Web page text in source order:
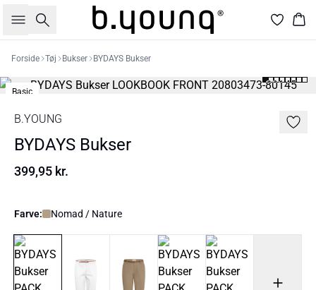
Søg
Forside Tøj Bukser BYDAYS Bukser
Basic
B.YOUNG
BYDAYS Bukser
399,95 kr.
Farve: Nomad / Nature